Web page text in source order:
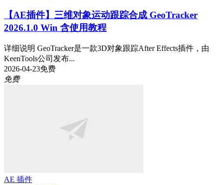
【AE插件】三维对象运动跟踪合成 GeoTracker
2026.1.0 Win 含使用教程
详细说明 GeoTracker是一款3D对象跟踪After Effects插件，由
KeenTools公司发布...
2026-04-23免费
免费
AE 插件